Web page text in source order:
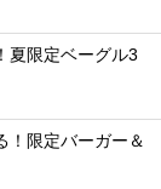
夏限定ベーグル3
！限定バーガー＆